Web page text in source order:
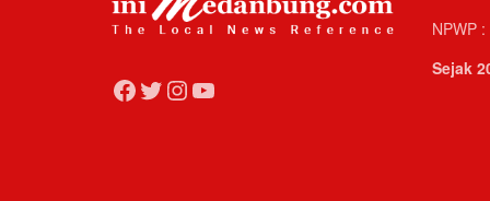
Facebook
Twitter
Instagram
YouTube
NPWP
Sejak